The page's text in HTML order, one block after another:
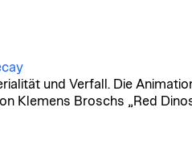
und Verfall. Die
Klemens Broschs „Red